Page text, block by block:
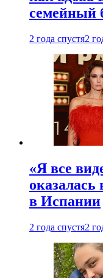
семейный
2 года спустя2
«Я все
оказалась
в Испании
2 года спустя2